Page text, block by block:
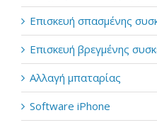
Επισκευή σπασμένης
Επισκευή βρεγμένης
Αλλαγή μπαταρίας
Software iPhone